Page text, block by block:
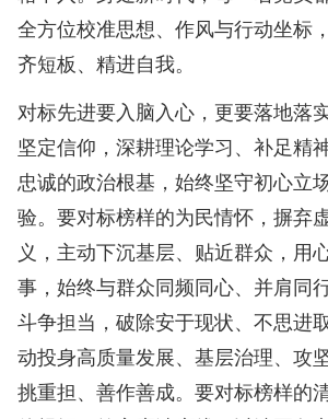
全方位校准思想、作风与行动坐标
齐短板、精进自我。
对标先进要入脑入心，更要落地落
坚定信仰，深耕理论学习、补足精
忠诚的政治根基，始终坚守初心立
验。要对标榜样的为民情怀，摒弃
义，主动下沉基层、贴近群众，用
事，始终与群众同频同心、并肩同
斗争担当，破除安于现状、不思进
动投身高质量发展、基层治理、攻
挑重担、善作善成。要对标榜样的